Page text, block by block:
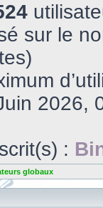
sur le
2026,
:
globaux